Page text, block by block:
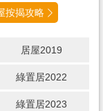
按揭攻略
居屋2019
綠置居2022
綠置居2023